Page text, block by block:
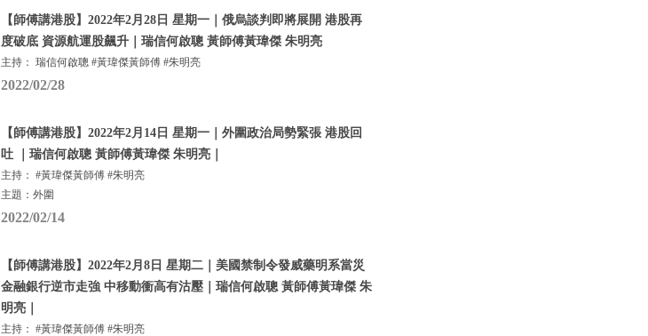
【師傅講港股】2022年2月28日 星期一｜俄烏談判即將展開 港股再
度破底 資源航運股飆升｜瑞信何啟聰 黃師傅黃瑋傑 朱明亮
主持： 瑞信何啟聰 #黃瑋傑黃師傅 #朱明亮
2022/02/28
【師傅講港股】2022年2月14日 星期一｜外圍政治局勢緊張 港股回
吐 ｜瑞信何啟聰 黃師傅黃瑋傑 朱明亮｜
主持： #黃瑋傑黃師傅 #朱明亮
主題：外圍
2022/02/14
【師傅講港股】2022年2月8日 星期二｜美國禁制令發威藥明系當災
金融銀行逆市走強 中移動衝高有沽壓｜瑞信何啟聰 黃師傅黃瑋傑 朱
明亮｜
主持： #黃瑋傑黃師傅 #朱明亮